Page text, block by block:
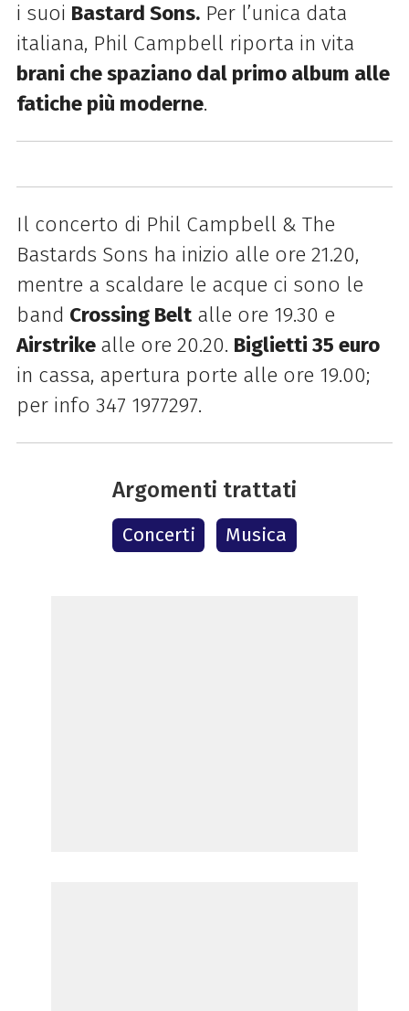
i suoi Bastard Sons.Per l’unica data
italiana, Phil Campbell riporta in vita
brani che spaziano dal primo album alle
fatiche più moderne.
Il concerto di Phil Campbell & The
Bastards Sons ha inizio alle ore 21.20,
mentre a scaldare le acque ci sono le
band Crossing Beltalle ore 19.30 e
Airstrike alle ore 20.20. Biglietti 35 euro
in cassa, apertura porte alle ore 19.00;
per info 347 1977297.
Argomenti trattati
Concerti Musica